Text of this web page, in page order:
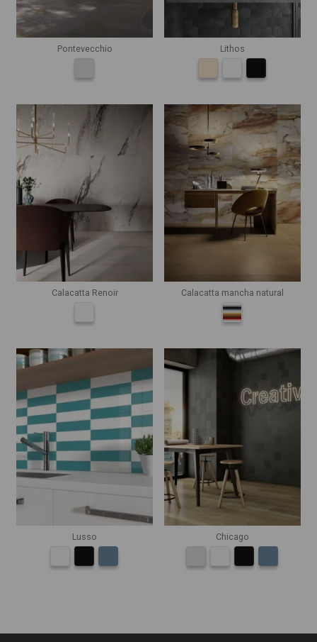
Pontevecchio Lithos
Calacatta Renoir Calacatta mancha natural
Lusso Chicago